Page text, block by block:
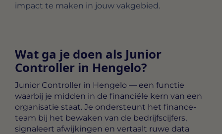
impact te maken in jouw vakgebied.
Wat ga je doen als Junior
Controller in Hengelo?
Junior Controller in Hengelo — een functie
waarbij je midden in de financiële kern van een
organisatie staat. Je ondersteunt het finance-
team bij het bewaken van de bedrijfscijfers,
signaleert afwijkingen en vertaalt ruwe data